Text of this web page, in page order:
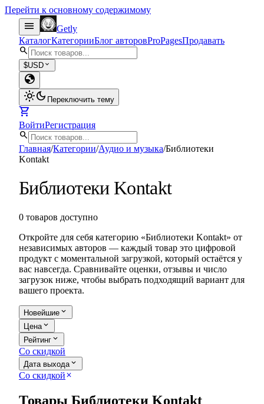
Перейти к основному содержимому
menu
Getly
КаталогКатегорииБлог авторовProPagesПродавать
search
$USD expand_more
globe
light_modedark_mode Переключить тему
shopping_cart
ВойтиРегистрация
search
Главная/Категории/Аудио и музыка/Библиотеки
Kontakt
Библиотеки Kontakt
0 товаров доступно
Откройте для себя категорию «Библиотеки Kontakt» от
независимых авторов — каждый товар это цифровой
продукт с моментальной загрузкой, который остаётся у
вас навсегда. Сравнивайте оценки, отзывы и число
загрузок ниже, чтобы выбрать подходящий вариант для
вашего проекта.
Новейшие expand_more
Цена expand_more
Рейтинг expand_more
Со скидкой
Дата выхода expand_more
Со скидкой close
Товары Библиотеки Kontakt